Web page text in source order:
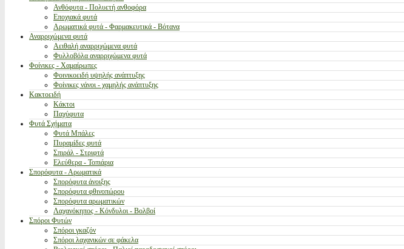
Ανθόφυτα - Πολυετή ανθοφόρα
Εποχιακά φυτά
Αρωματικά φυτά - Φαρμακευτικά - Βότανα
Αναρριχώμενα φυτά
Αειθαλή αναρριχώμενα φυτά
Φυλλοβόλα αναρριχώμενα φυτά
Φοίνικες - Χαμαίρωπες
Φοινικοειδή υψηλής ανάπτυξης
Φοίνικες νάνοι - χαμηλής ανάπτυξης
Κακτοειδή
Κάκτοι
Παχύφυτα
Φυτά Σχήματα
Φυτά Μπάλες
Πυραμίδες φυτά
Σπιράλ - Στριφτά
Ελεύθερα - Τοπιάρια
Σπορόφυτα - Αρωματικά
Σπορόφυτα άνοιξης
Σπορόφυτα φθινοπώρου
Σπορόφυτα αρωματικών
Λαχανόκηπος - Κόνδυλοι - Βολβοί
Σπόροι Φυτών
Σπόροι γκαζόν
Σπόροι λαχανικών σε φάκελα